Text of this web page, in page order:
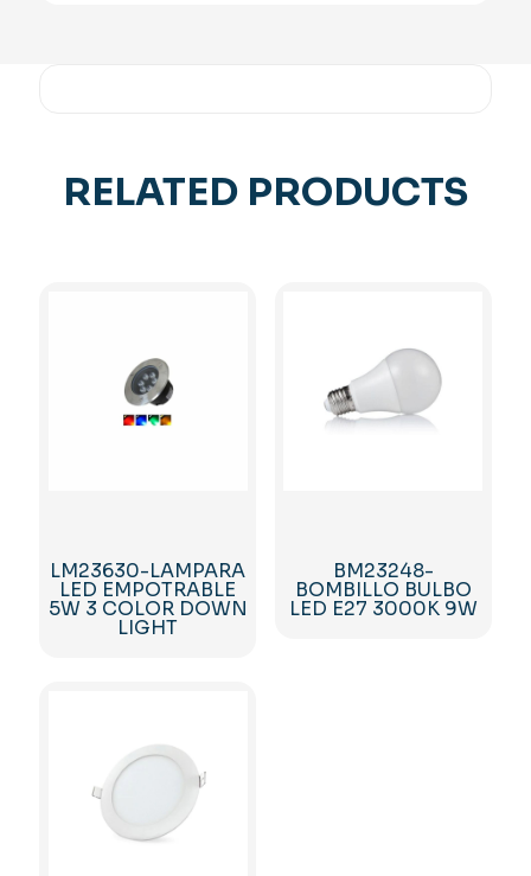
RELATED PRODUCTS
LM23630-LAMPARA
LED EMPOTRABLE
5W 3 COLOR DOWN
LIGHT
BM23248-
BOMBILLO BULBO
LED E27 3000K 9W